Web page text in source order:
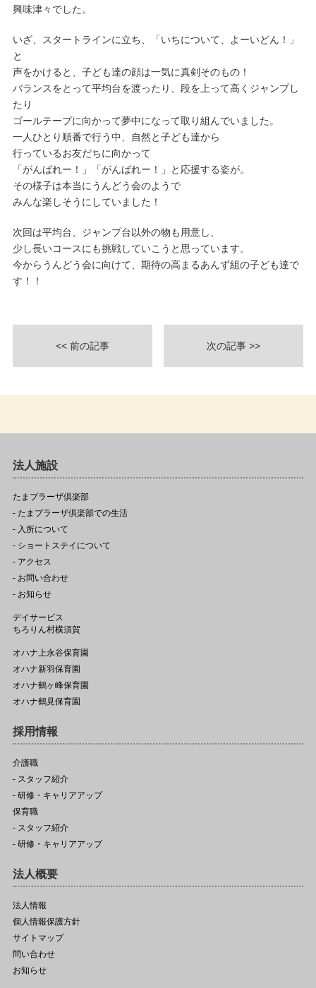
興味津々でした。
いざ、スタートラインに立ち、「いちについて、よーいどん！」
と
声をかけると、子ども達の顔は一気に真剣そのもの！
バランスをとって平均台を渡ったり、段を上って高くジャンプし
たり
ゴールテープに向かって夢中になって取り組んでいました。
一人ひとり順番で行う中、自然と子ども達から
行っているお友だちに向かって
「がんばれー！」「がんばれー！」と応援する姿が。
その様子は本当にうんどう会のようで
みんな楽しそうにしていました！
次回は平均台、ジャンプ台以外の物も用意し、
少し長いコースにも挑戦していこうと思っています。
今からうんどう会に向けて、期待の高まるあんず組の子ども達で
す！！
<< 前の記事 次の記事 >>
法人施設
たまプラーザ倶楽部
- たまプラーザ倶楽部での生活
- 入所について
- ショートステイについて
- アクセス
- お問い合わせ
- お知らせ
デイサービス
ちろりん村横須賀
オハナ上永谷保育園
オハナ新羽保育園
オハナ鶴ヶ峰保育園
オハナ鶴見保育園
採用情報
介護職
- スタッフ紹介
- 研修・キャリアアップ
保育職
- スタッフ紹介
- 研修・キャリアアップ
法人概要
法人情報
個人情報保護方針
サイトマップ
問い合わせ
お知らせ